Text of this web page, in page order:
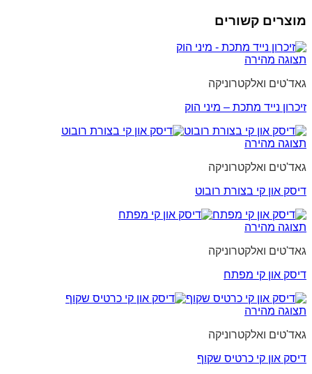
מוצרים קשורים
תצוגה מהירה
גאד'טים ואלקטרוניקה
זיכרון נייד מתכת – מיני הוק
תצוגה מהירה
גאד'טים ואלקטרוניקה
דיסק און קי בצורת רובוט
תצוגה מהירה
גאד'טים ואלקטרוניקה
דיסק און קי מפתח
תצוגה מהירה
גאד'טים ואלקטרוניקה
דיסק און קי כרטיס שקוף